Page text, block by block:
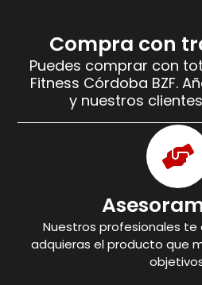
Compra con
Puedes comprar con
Fitness Córdoba BZF.
y nuestros
Nuestros profesionales te
adquieras el producto que